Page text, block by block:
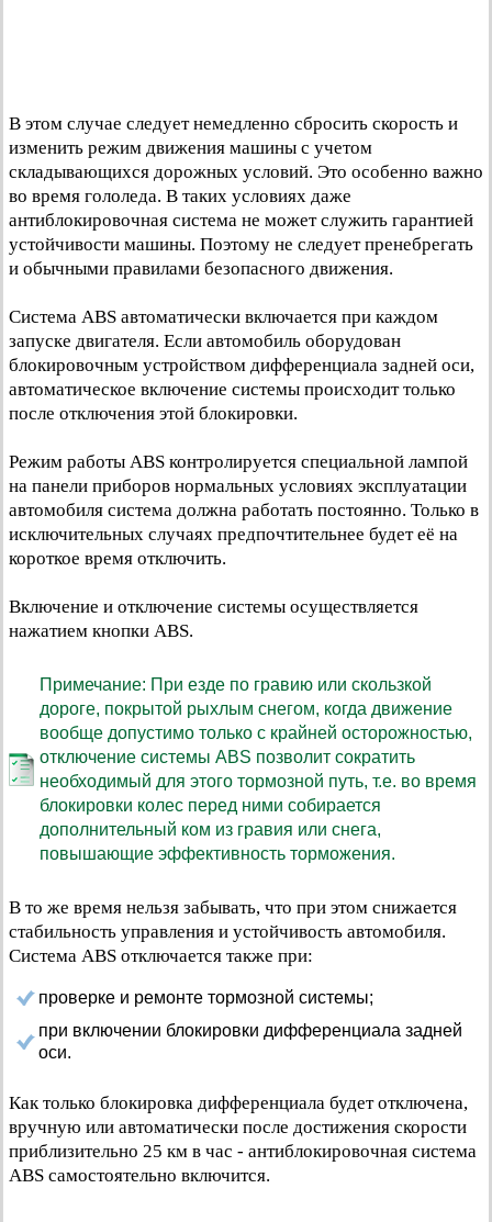
В этом случае следует немедленно сбросить скорость и
изменить режим движения машины с учетом
складывающихся дорожных условий. Это особенно важно
во время гололеда. В таких условиях даже
антиблокировочная система не может служить гарантией
устойчивости машины. Поэтому не следует пренебрегать
и обычными правилами безопасного движения.
Система ABS автоматически включается при каждом
запуске двигателя. Если автомобиль оборудован
блокировочным устройством дифференциала задней оси,
автоматическое включение системы происходит только
после отключения этой блокировки.
Режим работы ABS контролируется специальной лампой
на панели приборов нормальных условиях эксплуатации
автомобиля система должна работать постоянно. Только в
исключительных случаях предпочтительнее будет её на
короткое время отключить.
Включение и отключение системы осуществляется
нажатием кнопки ABS.
Примечание: При езде по гравию или скользкой
дороге, покрытой рыхлым снегом, когда движение
вообще допустимо только с крайней осторожностью,
отключение системы ABS позволит сократить
необходимый для этого тормозной путь, т.е. во время
блокировки колес перед ними собирается
дополнительный ком из гравия или снега,
повышающие эффективность торможения.
В то же время нельзя забывать, что при этом снижается
стабильность управления и устойчивость автомобиля.
Система ABS отключается также при:
проверке и ремонте тормозной системы;
при включении блокировки дифференциала задней
оси.
Как только блокировка дифференциала будет отключена,
вручную или автоматически после достижения скорости
приблизительно 25 км в час - антиблокировочная система
ABS самостоятельно включится.